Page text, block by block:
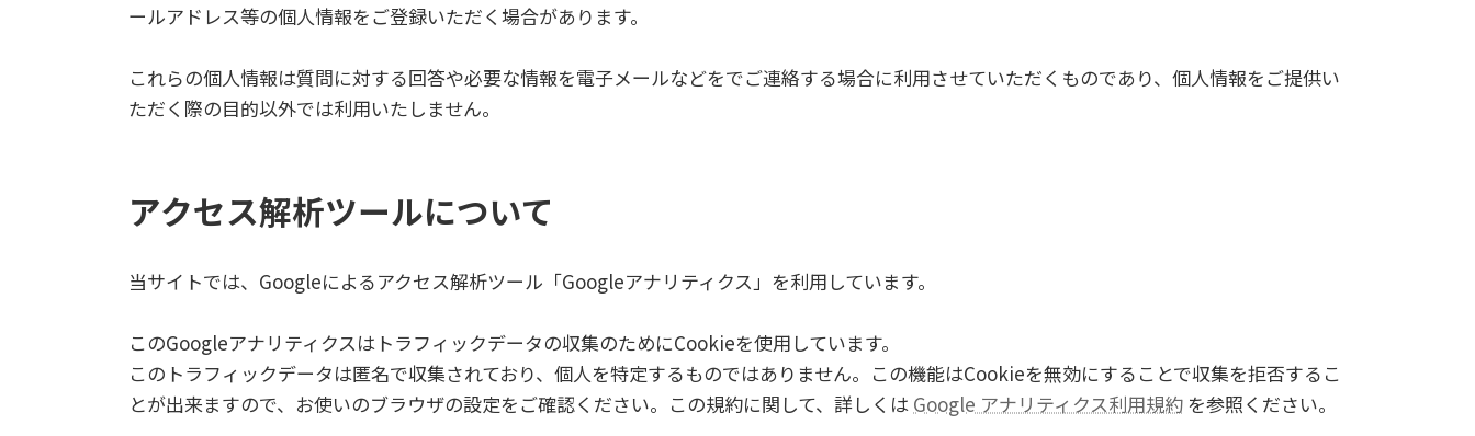
ールアドレス等の個人情報をご登録いただく場合があります。
これらの個人情報は質問に対する回答や必要な情報を電子メールなどをでご連絡する場合に利用させていただくものであり、個人情報をご提供い
ただく際の目的以外では利用いたしません。
アクセス解析ツールについて
当サイトでは、Googleによるアクセス解析ツール「Googleアナリティクス」を利用しています。
このGoogleアナリティクスはトラフィックデータの収集のためにCookieを使用しています。
このトラフィックデータは匿名で収集されており、個人を特定するものではありません。この機能はCookieを無効にすることで収集を拒否するこ
とが出来ますので、お使いのブラウザの設定をご確認ください。この規約に関して、詳しくは Google アナリティクス利用規約 を参照ください。